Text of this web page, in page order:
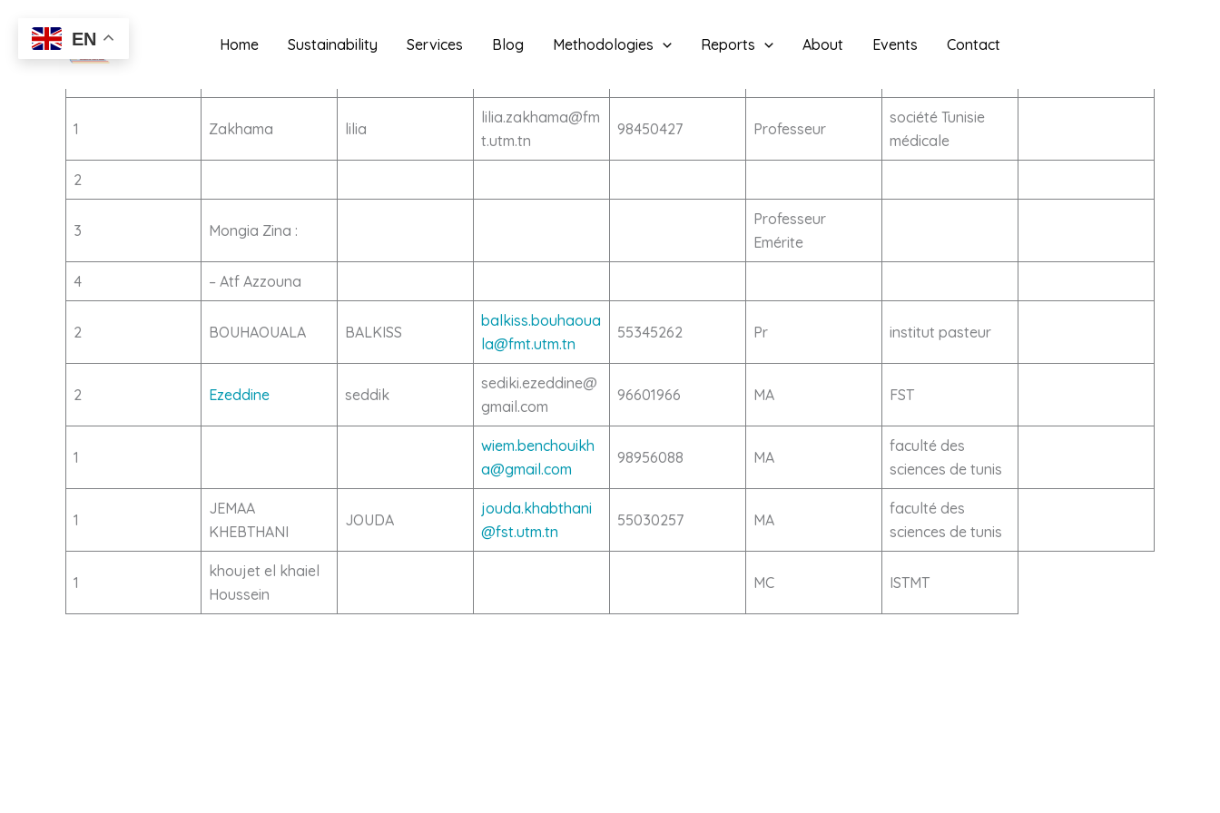
content
Home Sustainability Services Blog Methodologies Reports About Events Contact
Mediation committee
1 Zakhama lilia
lilia.zakhama@fm
t.utm.tn
98450427 Professeur
société Tunisie
médicale
2
3 Mongia Zina :
Professeur
Emérite
4 – Atf Azzouna
2 BOUHAOUALA BALKISS
balkiss.bouhaoua
la@fmt.utm.tn
55345262 Pr institut pasteur
2 Ezeddine seddik
sediki.ezeddine@
gmail.com
96601966 MA FST
1
wiem.benchouikh
a@gmail.com
98956088 MA
faculté des
sciences de tunis
1
JEMAA
KHEBTHANI
JOUDA
jouda.khabthani
@fst.utm.tn
55030257 MA
faculté des
sciences de tunis
1
khoujet el khaiel
Houssein
MC ISTMT
EN